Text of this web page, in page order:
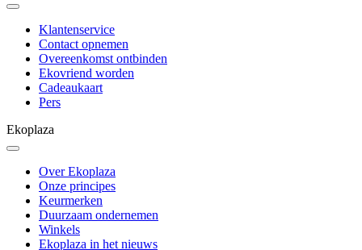
Klantenservice
Contact opnemen
Overeenkomst ontbinden
Ekovriend worden
Cadeaukaart
Pers
Ekoplaza
Over Ekoplaza
Onze principes
Keurmerken
Duurzaam ondernemen
Winkels
Ekoplaza in het nieuws